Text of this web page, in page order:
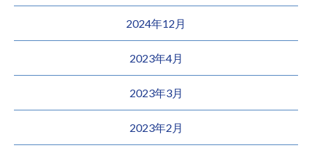
2024年12月
2023年4月
2023年3月
2023年2月